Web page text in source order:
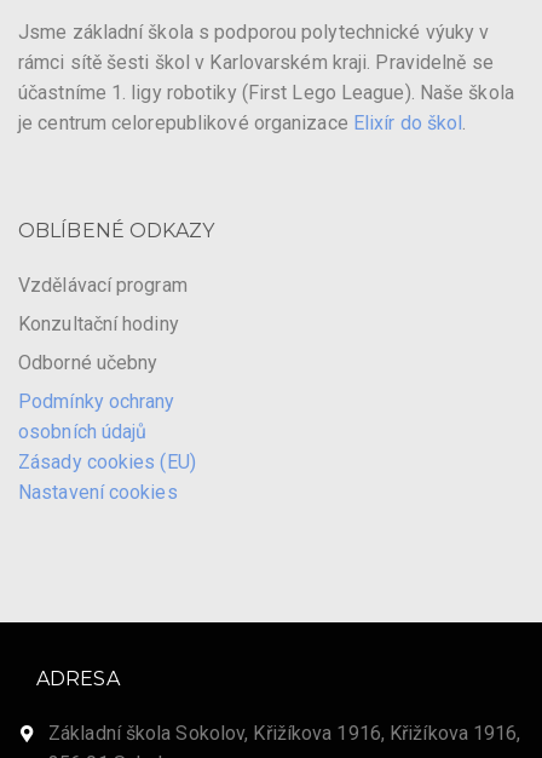
Jsme základní škola s podporou polytechnické výuky v
rámci sítě šesti škol v Karlovarském kraji. Pravidelně se
účastníme 1. ligy robotiky (First Lego League). Naše škola
je centrum celorepublikové organizace Elixír do škol .
OBLÍBENÉ ODKAZY
Vzdělávací program
Konzultační hodiny
Odborné učebny
Podmínky ochrany
osobních údajů
Zásady cookies (EU)
Nastavení cookies
ADRESA
Základní škola Sokolov, Křižíkova 1916, Křižíkova 1916,